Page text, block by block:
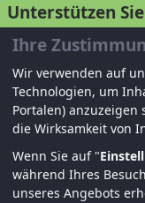
Unterstützen
Mitglied
Spenden und
Ihre
Wir verwenden auf
Technologien, um
Portalen)
die Wirksamkeit von
Wenn Sie auf "
während Ihres
unseres Angebots